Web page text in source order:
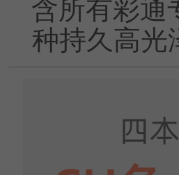
含所有彩通
种持久高光